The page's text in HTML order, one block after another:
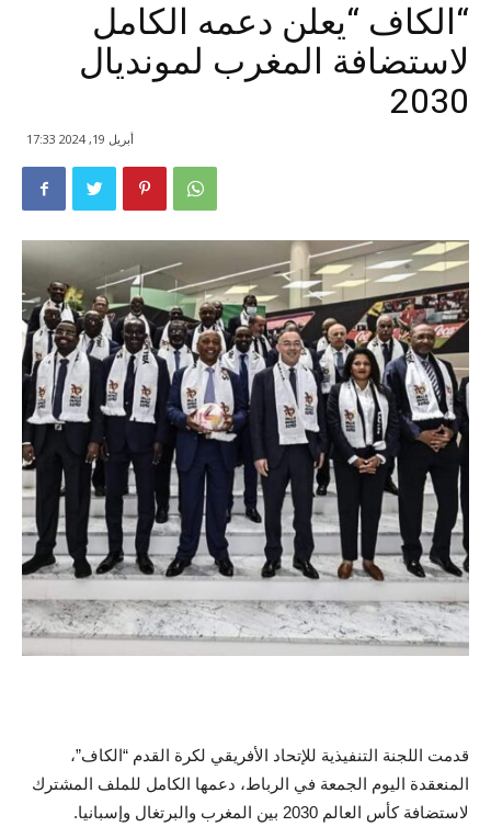
“الكاف “يعلن دعمه الكامل
لاستضافة المغرب لمونديال
2030
أبريل 19, 2024 17:33
قدمت اللجنة التنفيذية للإتحاد الأفريقي لكرة القدم “الكاف”،
المنعقدة اليوم الجمعة في الرباط، دعمها الكامل للملف المشترك
لاستضافة كأس العالم 2030 بين المغرب والبرتغال وإسبانيا.